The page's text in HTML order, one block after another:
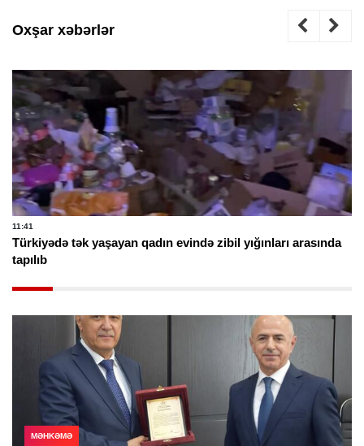
Oxşar xəbərlər
11:41
Türkiyədə tək yaşayan qadın evində zibil yığınları arasında
tapılıb
MƏHKƏMƏ